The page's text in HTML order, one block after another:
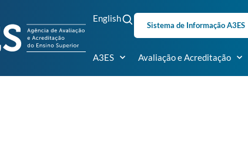
English
Sistema de Informação A3ES
A3ES Avaliação e Acreditação